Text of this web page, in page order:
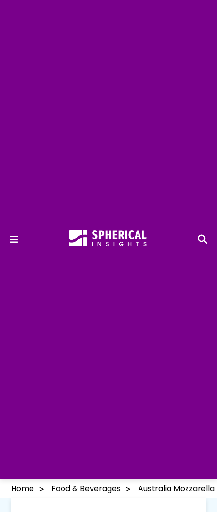
Home Food & Beverages Australia